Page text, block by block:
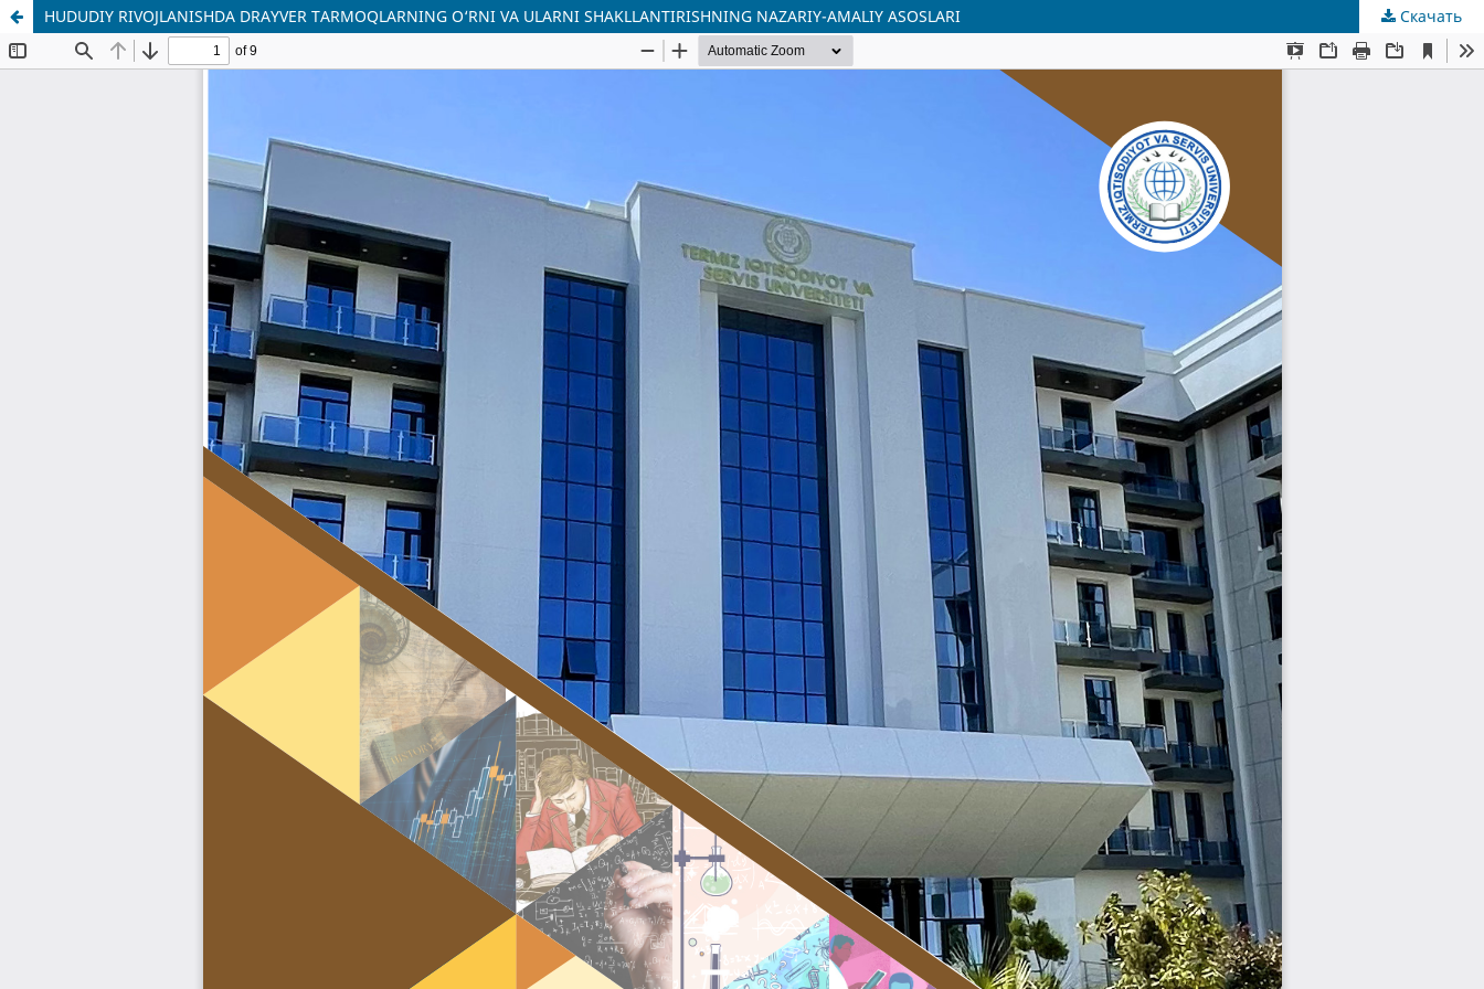
HUDUDIY RIVOJLANISHDA DRAYVER TARMOQLARNING O‘RNI VA ULARNI SHAKLLANTIRISHNING NAZARIY-AMALIY ASOSLARI Скачать